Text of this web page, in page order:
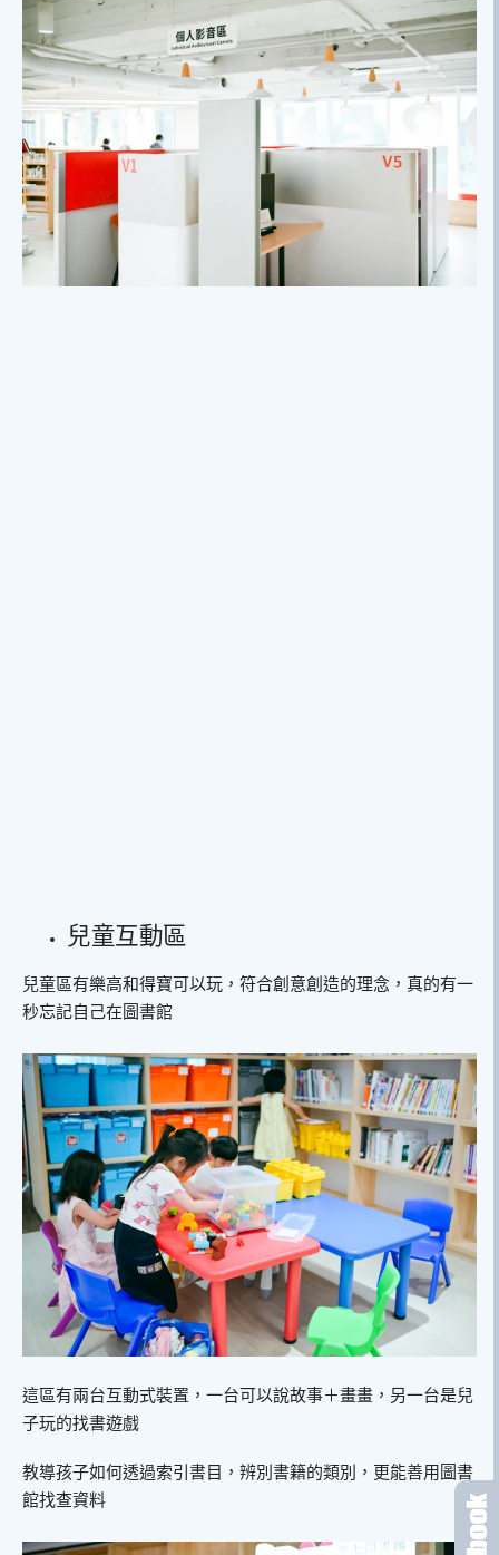
兒童互動區
兒童區有樂高和得寶可以玩，符合創意創造的理念，真的有一
秒忘記自己在圖書館
這區有兩台互動式裝置，一台可以說故事＋畫畫，另一台是兒
子玩的找書遊戲
教導孩子如何透過索引書目，辨別書籍的類別，更能善用圖書
館找查資料